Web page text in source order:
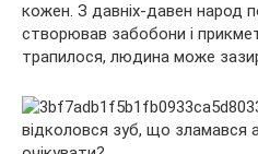
кожен. З давніх-давен народ
створював забобони і
трапилося, людина може